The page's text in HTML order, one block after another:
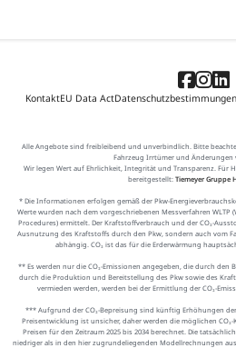
KontaktEU Data ActDatenschutzbestimmungen
Alle Angebote sind freibleibend und unverbindlich. Bitte
Fahrzeug Irrtümer und Änderungen
Wir legen Wert auf Ehrlichkeit, Integrität und Transparenz. Für
bereitgestellt: Tiemeyer Gruppe
* Die Informationen erfolgen gemäß der Pkw-
Werte wurden nach dem vorgeschriebenen Messverfahren
Procedures) ermittelt. Der Kraftstoffverbrauch und der CO₂-
Ausnutzung des Kraftstoffs durch den Pkw, sondern auch vom
abhängig. CO₂ ist das für die Erderwärmung
** Es werden nur die CO₂-Emissionen angegeben, die durch den
durch die Produktion und Bereitstellung des Pkw sowie des
vermieden werden, werden bei der Ermittlung der CO₂-
*** Aufgrund der CO₂-Bepreisung sind künftig Erhöhungen
Preisentwicklung ist unsicher, daher werden die möglichen
Preisen für den Zeitraum 2025 bis 2034 berechnet. Die
niedriger als in den hier zugrundeliegenden Modellrechnungen